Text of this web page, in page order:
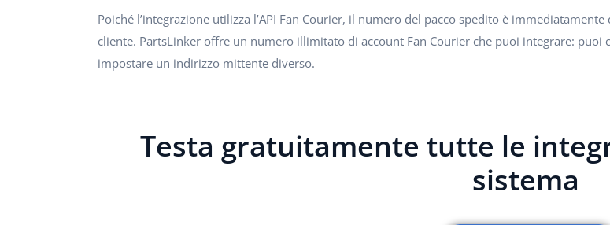
Poiché l’integrazione utilizza l’API Fan Courier, il numero del pacco spedito è
cliente. PartsLinker offre un numero illimitato di account Fan Courier che puoi integrare: puoi
impostare un indirizzo mittente diverso.
Testa gratuitamente tutte le
sistema